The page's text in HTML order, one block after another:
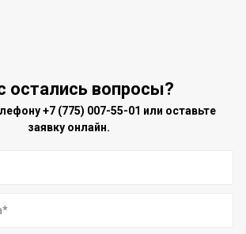
остались вопросы?
+7 (775) 007-55-01 или оставьте
заявку онлайн.